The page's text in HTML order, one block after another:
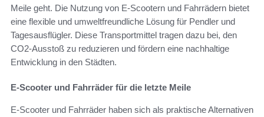
Meile geht. Die Nutzung von E-Scootern und Fahrrädern bietet
eine flexible und umweltfreundliche Lösung für Pendler und
Tagesausflügler. Diese Transportmittel tragen dazu bei, den
CO2-Ausstoß zu reduzieren und fördern eine nachhaltige
Entwicklung in den Städten.
E-Scooter und Fahrräder für die letzte Meile
E-Scooter und Fahrräder haben sich als praktische Alternativen